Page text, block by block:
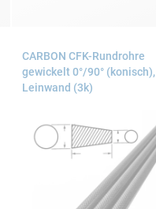
CARBON CFK-Rundrohre
gewickelt 0°/90° (konisch),
Leinwand (3k)